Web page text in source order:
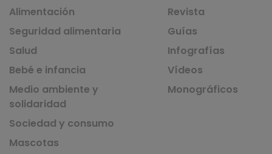
Alimentación
Seguridad alimentaria
Salud
Bebé e infancia
Medio ambiente y
solidaridad
Sociedad y consumo
Mascotas
Revista
Guías
Infografías
Vídeos
Monográficos